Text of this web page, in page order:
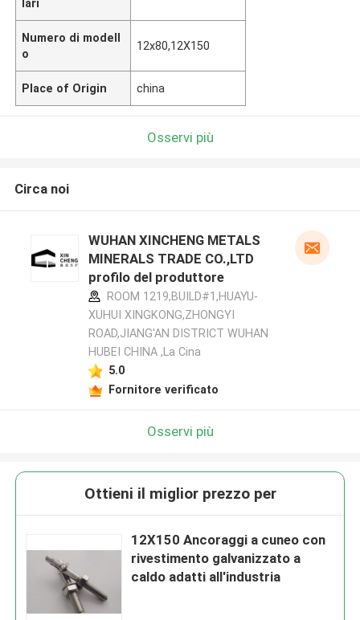
lari
Numero di modell
o
12x80,12X150
Place of Origin china
Osservi più
Circa noi
WUHAN XINCHENG METALS
MINERALS TRADE CO.,LTD
profilo del produttore
ROOM 1219,BUILD#1,HUAYU-
XUHUI XINGKONG,ZHONGYI
ROAD,JIANG'AN DISTRICT WUHAN
HUBEI CHINA ,La Cina
5.0
Fornitore verificato
Osservi più
Ottieni il miglior prezzo per
12X150 Ancoraggi a cuneo con
rivestimento galvanizzato a
caldo adatti all'industria